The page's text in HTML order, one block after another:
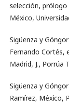
selección,
México,
Sigüenza y
Fernando Cortés,
Madrid, J., Porrúa
Sigüenza y
Ramírez, México,